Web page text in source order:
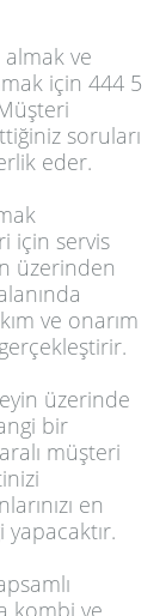
ve
için 444 5
soruları
eder.
için servis
üzerinden
ve onarım
üzerinde
bir
müşteri
en
kombi ve